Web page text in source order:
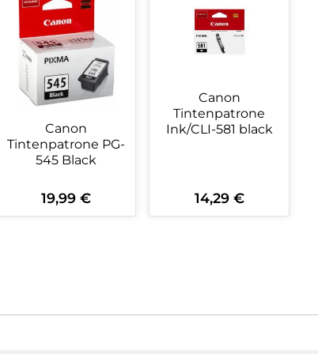
benutze die Schaltflächen
Wert ein oder benutze
Canon
Tintenpatrone PG-
545 Black
Regulärer Preis:
19,99 €
Canon
Tintenpatrone
Ink/CLI-581 black
Regulärer Preis:
14,29 €